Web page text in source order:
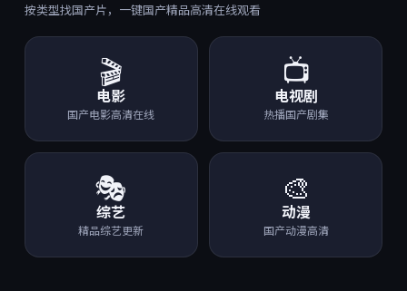
按类型找国产片，一键国产精品高清在线观看
🎬
电影
国产电影高清在线
📺
电视剧
热播国产剧集
🎭
综艺
精品综艺更新
🎨
动漫
国产动漫高清